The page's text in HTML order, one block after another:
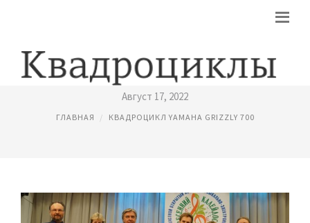
YAMAHA РОССИЯ
Август 17, 2022
ГЛАВНАЯ КВАДРОЦИКЛ YAMAHA GRIZZLY 700